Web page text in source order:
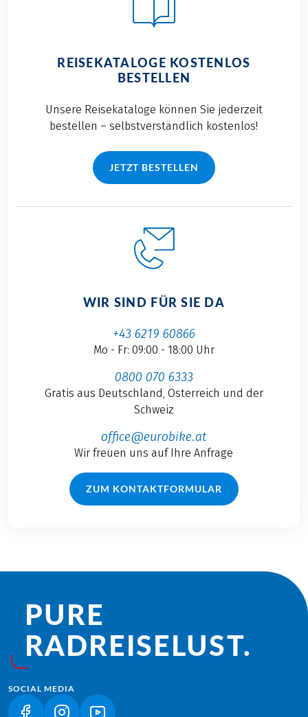
REISEKATALOGE KOSTENLOS
BESTELLEN
Unsere Reisekataloge können Sie jederzeit
bestellen – selbstverständlich kostenlos!
JETZT BESTELLEN
WIR SIND FÜR SIE DA
+43 6219 60866
Mo - Fr: 09:00 - 18:00 Uhr
0800 070 6333
Gratis aus Deutschland, Österreich und der
Schweiz
office@eurobike.at
Wir freuen uns auf Ihre Anfrage
ZUM KONTAKTFORMULAR
PURE
RADREISE­LUST.
SOCIAL MEDIA